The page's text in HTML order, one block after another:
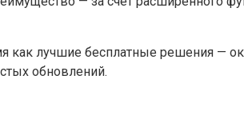
как лучшие бесплатные решения —
обновлений.